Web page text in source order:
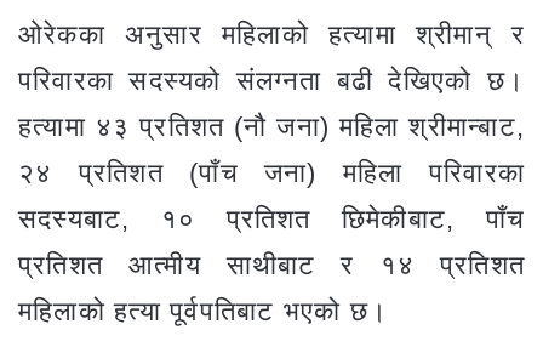
ओरेकका अनुसार महिलाको हत्यामा श्रीमान् र
परिवारका सदस्यको संलग्नता बढी देखिएको छ।
हत्यामा ४३ प्रतिशत (नौ जना) महिला श्रीमान्बाट,
२४ प्रतिशत (पाँच जना) महिला परिवारका
सदस्यबाट, १० प्रतिशत छिमेकीबाट, पाँच
प्रतिशत आत्मीय साथीबाट र १४ प्रतिशत
महिलाको हत्या पूर्वपतिबाट भएको छ।